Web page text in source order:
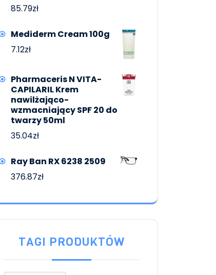
85.79zł
Mediderm Cream 100g
7.12zł
Pharmaceris N VITA-
CAPILARIL Krem
nawilżająco-
wzmacniający SPF 20 do
twarzy 50ml
35.04zł
Ray Ban RX 6238 2509
376.87zł
TAGI PRODUKTÓW